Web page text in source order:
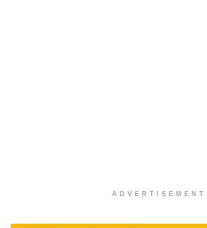
ADVERTISEMENT